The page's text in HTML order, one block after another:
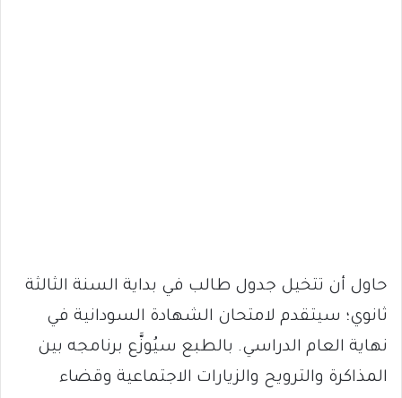
حاول أن تتخيل جدول طالب في بداية السنة الثالثة
ثانوي؛ سيتقدم لامتحان الشهادة السودانية في
نهاية العام الدراسي. بالطبع سيُوزَّع برنامجه بين
المذاكرة والترويح والزيارات الاجتماعية وقضاء